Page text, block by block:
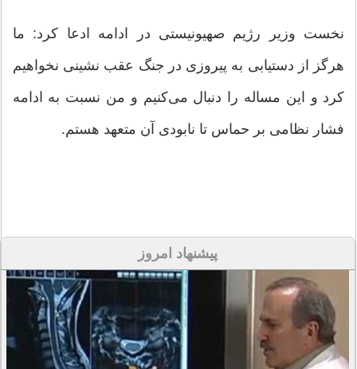
نخست وزیر رژیم صهیونیستی در ادامه ادعا کرد: ما
هرگز از دستیابی به پیروزی در جنگ عقب نشینی نخواهیم
کرد و این مساله را دنبال می‌کنیم و من نسبت به ادامه
فشار نظامی بر حماس تا نابودی آن متعهد هستم.
پیشنهاد امروز